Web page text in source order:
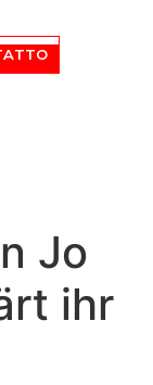
Jo
ihr